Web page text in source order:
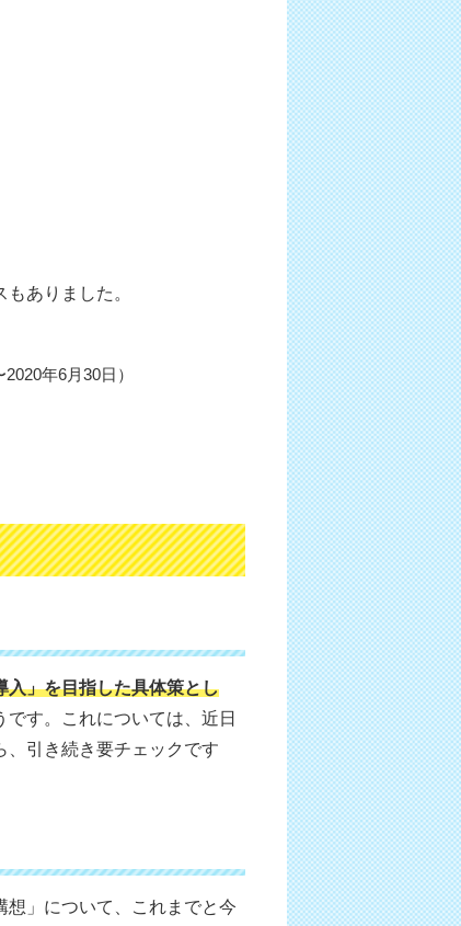
ありました。
年6月30日）
入」を目指した具体策とし
す。これについては、近日
、引き続き要チェックです
想」について、これまでと今